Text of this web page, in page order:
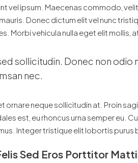
vel ipsum. Maecenas commodo,
Donec dictum elit vel nunc
Morbi vehicula nulla eget elit mollis,
sollicitudin. Donec non odio
nec.
ornare neque sollicitudin at. Proin
est, eu rhoncus urna semper eu.
Integer tristique elit lobortis purus
Sed Eros Porttitor